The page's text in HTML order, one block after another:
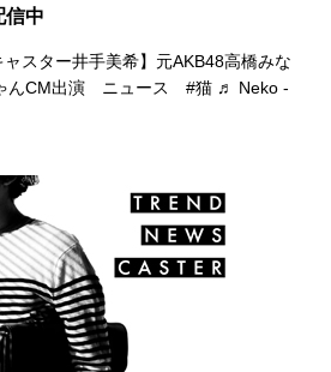
中
スター井手美希】元AKB48高橋みな
んCM出演 ニュース #猫 ♬ Neko -